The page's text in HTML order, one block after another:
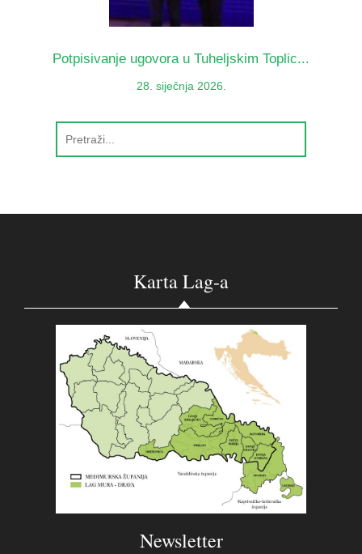
Potpisivanje ugovora u Tuheljskim Toplic...
28. siječnja 2026.
Karta Lag-a
Newsletter